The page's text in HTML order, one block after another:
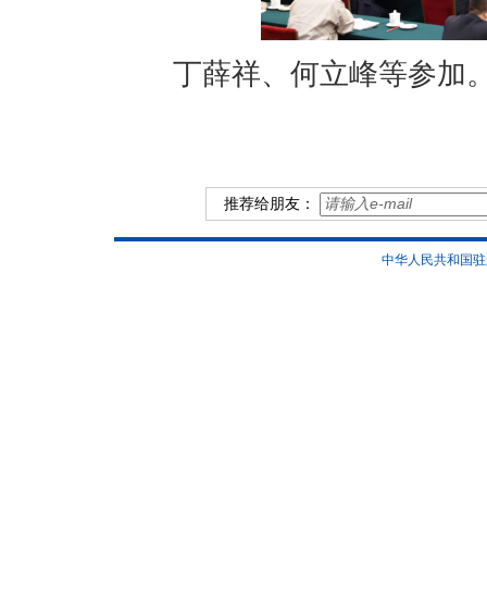
丁薛祥、何立峰等参加
推荐给朋友：
中华人民共和国